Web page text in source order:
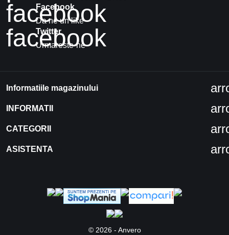
facebook
Facebook
Da ne un like
facebook
Twitter
Urmareste-ne
Informatiile magazinului
INFORMATII
CATEGORII
ASISTENTA
© 2026 - Anvero